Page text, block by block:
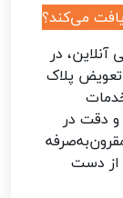
می‌کند؟
در
تعویض پلاک
و دقت در
از دست